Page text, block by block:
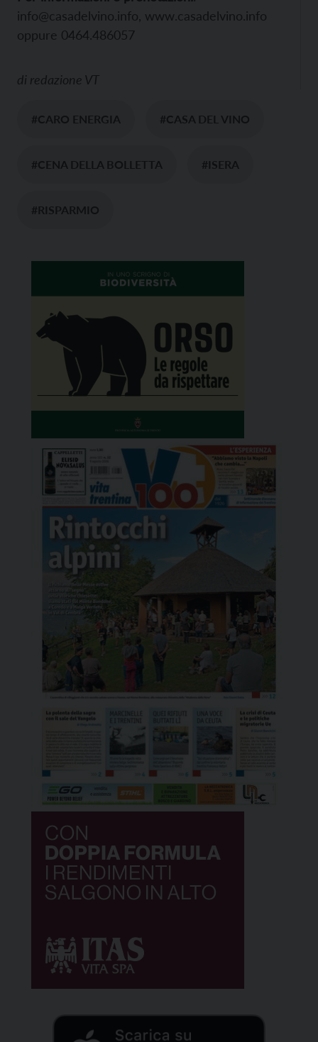
info@casadelvino.info, www.casadelvino.info
oppure 0464.486057
di redazione VT
#CARO ENERGIA #CASA DEL VINO
#CENA DELLA BOLLETTA #ISERA
#RISPARMIO